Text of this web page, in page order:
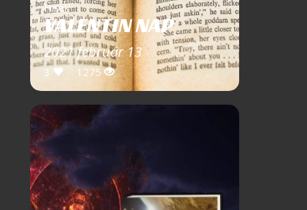
Hírek
VALENTIN NAP
2021 február 13
3 1275